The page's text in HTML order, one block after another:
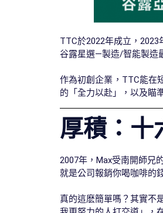
TTC於2022年成立，
谷露星選—製造/智能製造
作為初創企業，TTC能在
的「全力以赴」，以及瞄
厚積：十
2007年，Max受南開師兄
就是公司報銷你喝咖啡的
真的這麽簡單嗎？其實不